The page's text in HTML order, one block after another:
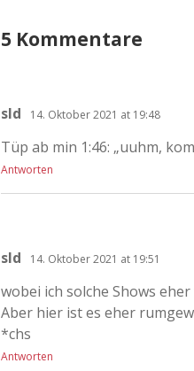
5 Kommentare
sld 14. Oktober 2021 at 19:48
Tüp ab min 1:46: „uuhm,
Antworten
sld 14. Oktober 2021 at 19:51
wobei ich solche Shows
Aber hier ist es eher
*chs
Antworten